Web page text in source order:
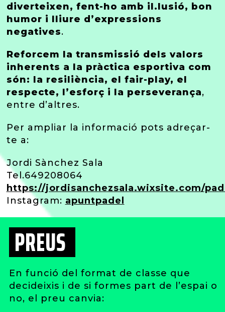
diverteixen, fent-ho amb il.lusió, bon
humor i lliure d’expressions
negatives.
Reforcem la transmissió dels valors
inherents a la pràctica esportiva com
són: la resiliència, el fair-play, el
respecte, l’esforç i la perseverança,
entre d’altres.
Per ampliar la informació pots adreçar-
te a:
Jordi Sànchez Sala
Tel.649208064
https://jordisanchezsala.wixsite.com/
Instagram: apuntpadel
PREUS
En funció del format de classe que
decideixis i de si formes part de l’espai o
no, el preu canvia: